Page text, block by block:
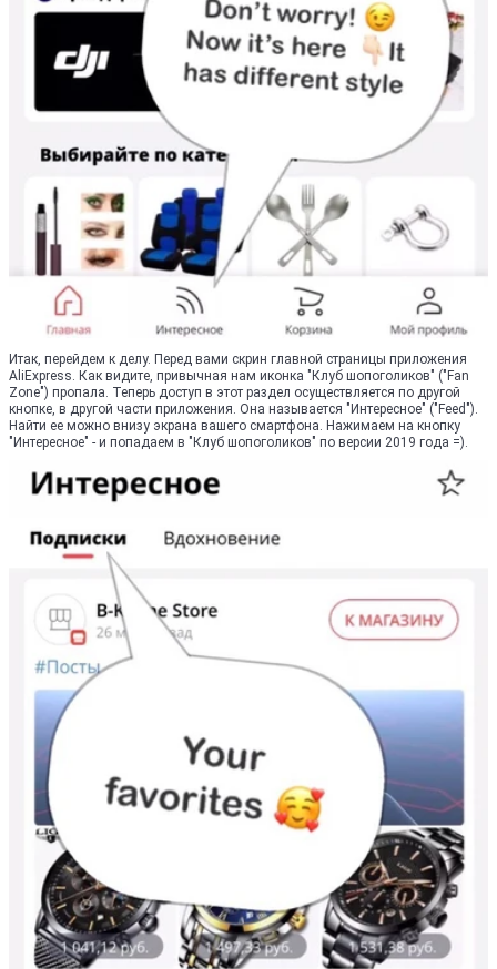
Итак, перейдем к делу. Перед вами скрин главной страницы приложения
AliExpress. Как видите, привычная нам иконка "Клуб шопоголиков" ("Fan
Zone") пропала. Теперь доступ в этот раздел осуществляется по другой
кнопке, в другой части приложения. Она называется "Интересное" ("Feed").
Найти ее можно внизу экрана вашего смартфона. Нажимаем на кнопку
"Интересное" - и попадаем в "Клуб шопоголиков" по версии 2019 года =).